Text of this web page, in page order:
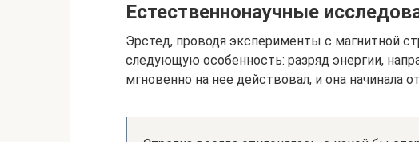
Естественнонаучные
Эрстед, проводя эксперименты с магнитной
следующую особенность: разряд энергии,
мгновенно на нее действовал, и она начинала